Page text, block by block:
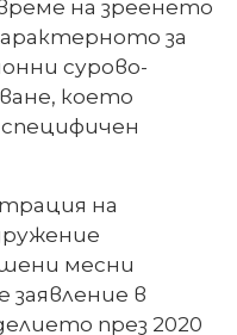
на зреенето
за
сурово-
което
специфичен
на
месни
заявление в
през 2020